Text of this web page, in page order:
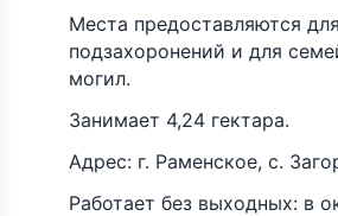
Места предоставляются
подзахоронений и для
могил.
Занимает 4,24 гектара.
Адрес: г. Раменское, с.
Работает без выходных: в